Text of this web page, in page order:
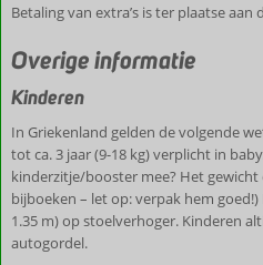
Betaling van extra’s is ter plaatse
Overige informatie
Kinderen
In Griekenland gelden de volgende
tot ca. 3 jaar (9-18 kg) verplicht in
kinderzitje/booster mee? Het
bijboeken – let op: verpak hem
1.35 m) op stoelverhoger. Kinderen
autogordel.